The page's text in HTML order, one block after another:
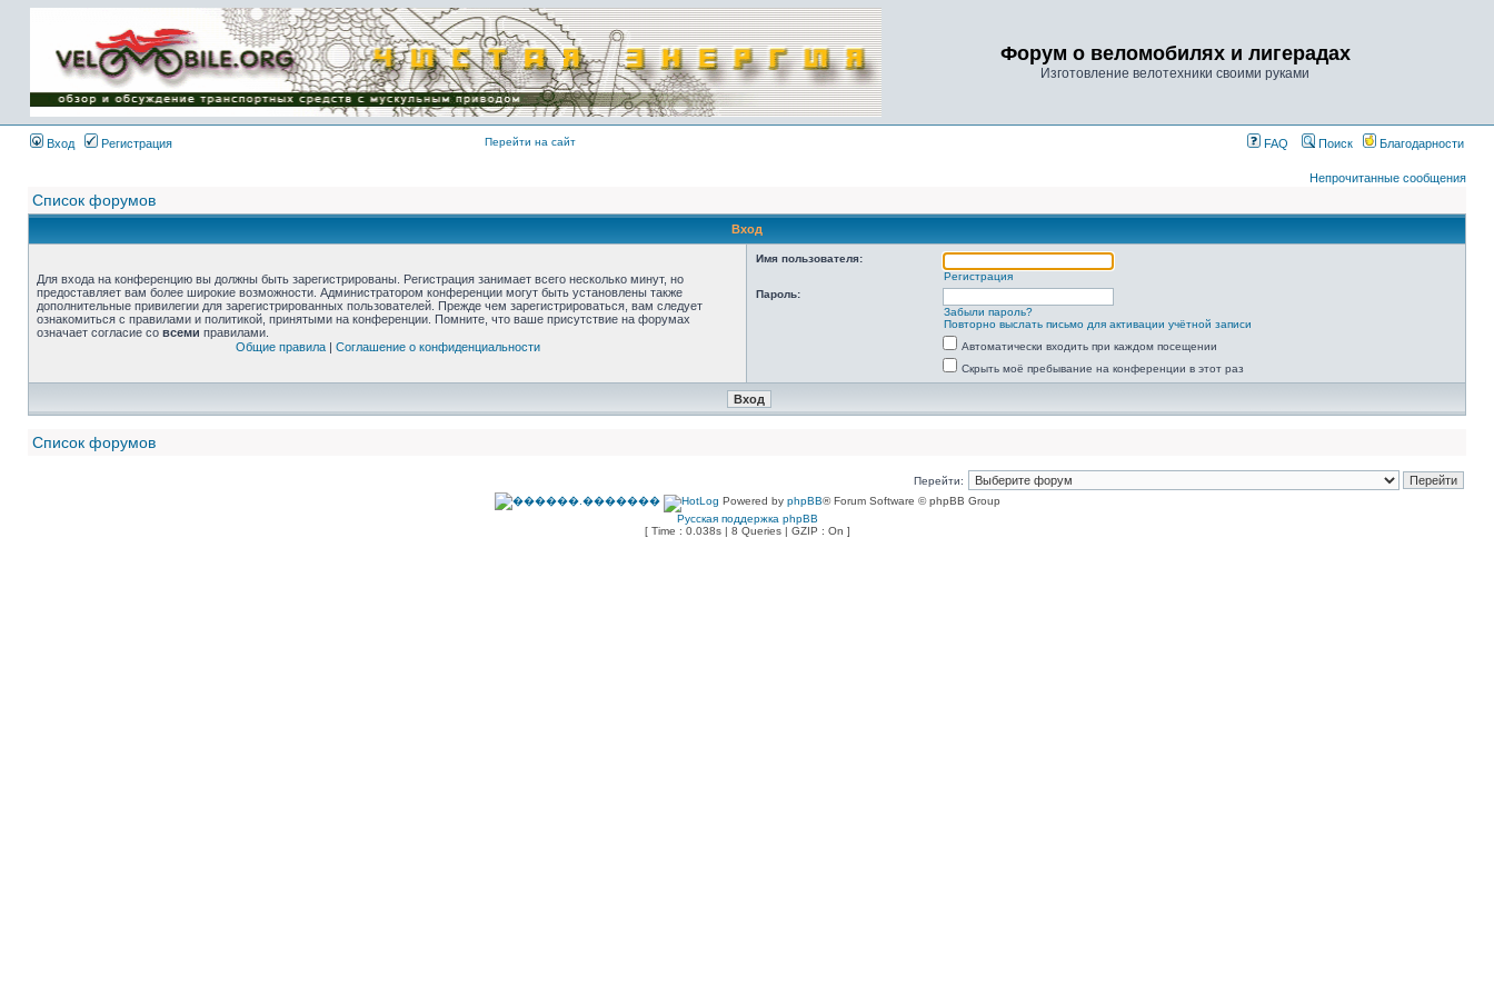
Форум о веломобилях и лигерадах
Изготовление велотехники своими руками
Вход Регистрация Перейти на сайт FAQ Поиск Благодарности
Непрочитанные сообщения
Список форумов
Вход
Для входа на конференцию вы должны быть зарегистрированы. Регистрация занимает всего несколько минут, но
предоставляет вам более широкие возможности. Администратором конференции могут быть установлены также
дополнительные привилегии для зарегистрированных пользователей. Прежде чем зарегистрироваться, вам следует
ознакомиться с правилами и политикой, принятыми на конференции. Помните, что ваше присутствие на форумах
означает согласие со всеми правилами.
Общие правила| Соглашение о конфиденциальности
Имя пользователя:
Регистрация
Пароль:
Забыли пароль?
Повторно выслать письмо для активации учётной записи
Автоматически входить при каждом посещении
Скрыть моё пребывание на конференции в этот раз
Список форумов
Перейти:
Powered by phpBB® Forum Software © phpBB Group
Русская поддержка phpBB
[ Time : 0.038s | 8 Queries | GZIP : On ]